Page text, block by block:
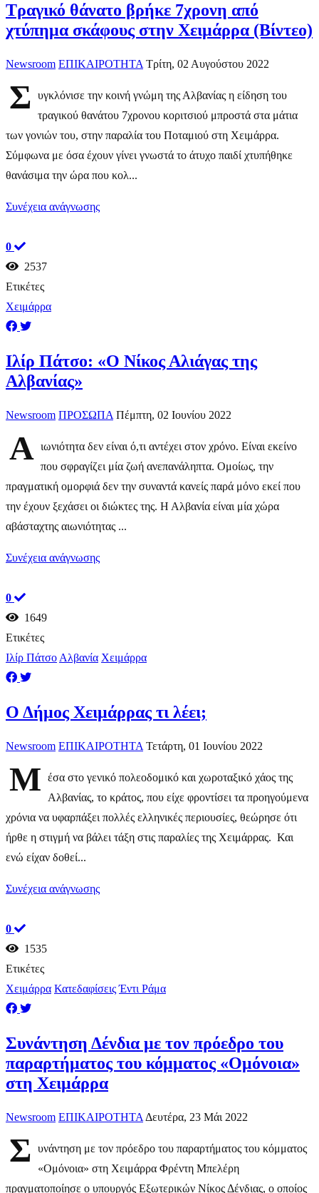
Τραγικό θάνατο βρήκε 7χρονη από
χτύπημα σκάφους στην Χειμάρρα (Βίντεο)
Newsroom ΕΠΙΚΑΙΡΟΤΗΤΑ Τρίτη, 02 Αυγούστου 2022
Σ
υγκλόνισε την κοινή γνώμη της Αλβανίας η είδηση του
τραγικού θανάτου 7χρονου κοριτσιού μπροστά στα μάτια
των γονιών του, στην παραλία του Ποταμιού στη Χειμάρρα.
Σύμφωνα με όσα έχουν γίνει γνωστά το άτυχο παιδί χτυπήθηκε
θανάσιμα την ώρα που κολ...
Συνέχεια ανάγνωσης
0
2537
Ετικέτες
Χειμάρρα
Ιλίρ Πάτσο: «Ο Νίκος Αλιάγας της
Αλβανίας»
Newsroom ΠΡΟΣΩΠΑ Πέμπτη, 02 Ιουνίου 2022
Α ιωνιότητα δεν είναι ό,τι αντέχει στον χρόνο. Είναι εκείνο
που σφραγίζει μία ζωή ανεπανάληπτα. Ομοίως, την
πραγματική ομορφιά δεν την συναντά κανείς παρά μόνο εκεί που
την έχουν ξεχάσει οι διώκτες της. Η Αλβανία είναι μία χώρα
αβάσταχτης αιωνιότητας ...
Συνέχεια ανάγνωσης
0
1649
Ετικέτες
Ιλίρ Πάτσο Αλβανία Χειμάρρα
Ο Δήμος Χειμάρρας τι λέει;
Newsroom ΕΠΙΚΑΙΡΟΤΗΤΑ Τετάρτη, 01 Ιουνίου 2022
Μ
έσα στο γενικό πολεοδομικό και χωροταξικό χάος της
Αλβανίας, το κράτος, που είχε φροντίσει τα προηγούμενα
χρόνια να υφαρπάξει πολλές ελληνικές περιουσίες, θεώρησε ότι
ήρθε η στιγμή να βάλει τάξη στις παραλίες της Χειμάρρας. Και
ενώ είχαν δοθεί...
Συνέχεια ανάγνωσης
0
1535
Ετικέτες
Χειμάρρα Κατεδαφίσεις Έντι Ράμα
Συνάντηση Δένδια με τον πρόεδρο του
παραρτήματος του κόμματος «Ομόνοια»
στη Χειμάρρα
Newsroom ΕΠΙΚΑΙΡΟΤΗΤΑ Δευτέρα, 23 Μάι 2022
Σ
υνάντηση με τον πρόεδρο του παραρτήματος του κόμματος
«Ομόνοια» στη Χειμάρρα Φρέντη Μπελέρη
πραγματοποίησε ο υπουργός Εξωτερικών Νίκος Δένδιας, ο οποίος